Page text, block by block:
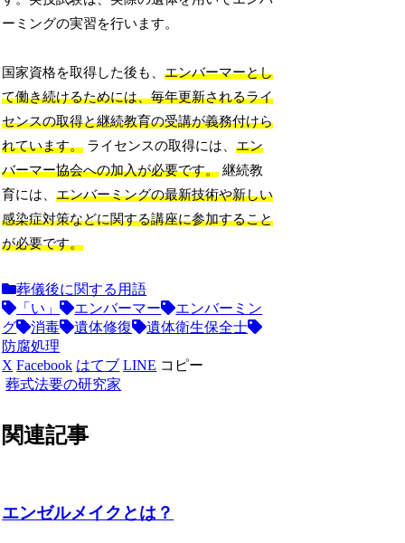
ーミングの実習を行います。
国家資格を取得した後も、エンバーマーとし
て働き続けるためには、毎年更新されるライ
センスの取得と継続教育の受講が義務付けら
れています。 ライセンスの取得には、エン
バーマー協会への加入が必要です。 継続教
育には、エンバーミングの最新技術や新しい
感染症対策などに関する講座に参加すること
が必要です。
葬儀後に関する用語
「い」
エンバーマー
エンバーミン
グ
消毒 遺体修復
遺体衛生保全士
防腐処理
X Facebook はてブ LINE コピー
葬式法要の研究家
関連記事
エンゼルメイクとは？